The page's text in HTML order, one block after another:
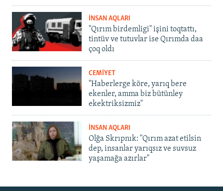
İNSAN AQLARI
"Qırım birdemligi" işini toqtattı,
tintüv ve tutuvlar ise Qırımda daa
çoq oldı
CEMİYET
"Haberlerge köre, yarıq bere
ekenler, amma biz bütünley
ekektriksizmiz"
İNSAN AQLARI
Olğa Skrıpnık: "Qırım azat etilsin
dep, insanlar yarıqsız ve suvsuz
yaşamağa azırlar"